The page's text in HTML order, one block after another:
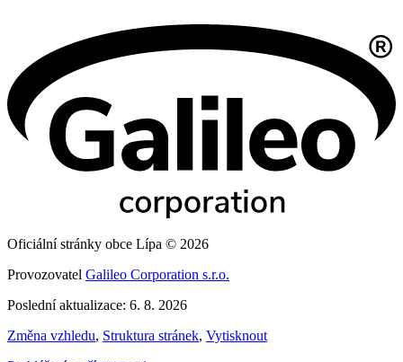
Oficiální stránky obce Lípa © 2026
Provozovatel Galileo Corporation s.r.o.
Poslední aktualizace: 6. 8. 2026
Změna vzhledu, Struktura stránek, Vytisknout